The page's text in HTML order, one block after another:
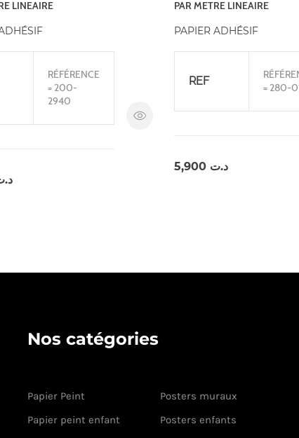
LINEAIRE
RÉFÉRENCE
= 200-
2940
PAR METRE LINEAIRE
PAPIER ADHÉSIF
REF
= 280-
د.ت
Nos catégories
Papier Peint
Posters muraux
Papier peint enfant
Posters enfants